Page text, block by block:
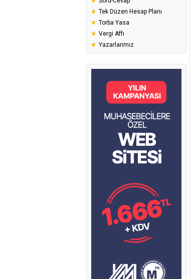
Tek Düzen Hesap Planı
Torba Yasa
Vergi Affı
Yazarlarımız